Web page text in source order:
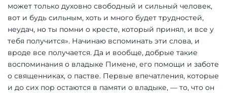
может только духовно свободный и сильный человек,
вот и будь сильным, хоть и много будет трудностей,
неудач, но ты помни о кресте, который принял, и все у
тебя получится». Начинаю вспоминать эти слова, и
вроде все получается. Да и вообще, добрые такие
воспоминания о владыке Пимене, его помощи и заботе
о священниках, о пастве. Первые впечатления, которые
и до сих пор остаются в памяти о владыке, — то, что он